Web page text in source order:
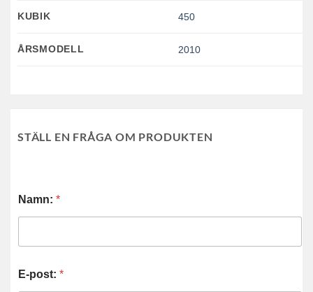
KUBIK 450
ÅRSMODELL 2010
STÄLL EN FRÅGA OM PRODUKTEN
Namn: *
E-post: *